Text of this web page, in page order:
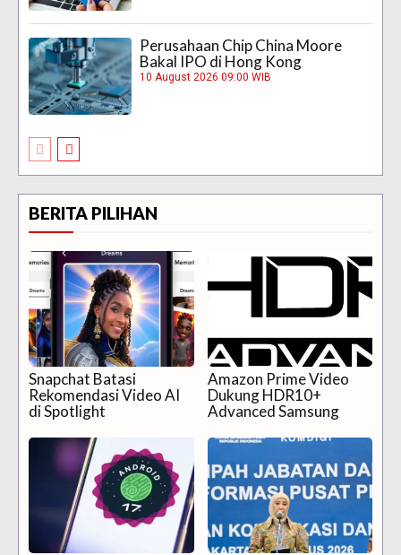
Perusahaan Chip China Moore
Bakal IPO di Hong Kong
10 August 2026 09:00 WIB
BERITA PILIHAN
Snapchat Batasi
Rekomendasi Video AI
di Spotlight
Amazon Prime Video
Dukung HDR10+
Advanced Samsung